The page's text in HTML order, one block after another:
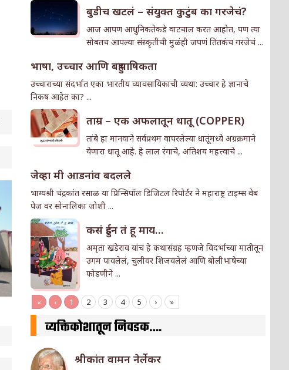
बुडीच खटलं – संयुक्त कुटुंब का गरजेचं?
आज आपण आधुनिकतेकडे वाटचाल करत आहोत, पण त्या
सोबतच आपल्या संस्कृतीची मुळंही जपणं तितकंच गरजेचं ...
भाषा, उच्चार आणि बहुभाषिकता
उच्चाराच्या संदर्भात एका भारतीय व्यावसायिकाची व्यथा: उच्चार हे ज्ञानाचे
निकष आहेत का? ...
ताम्र – एक अफलातून धातू (COPPER)
तांबे हा मानवाने सर्वप्रथम वापरलेल्या धातूंमध्ये अग्रक्रमाने
येणारा धातू आहे. हे लाल रंगाचे, अतिशय महत्त्वाचे ...
जेव्हा मी आडनांव बदलले
भाग्यश्री चंद्रकांत रसाळ या प्रिन्सिपॉल डिजिटल रिपोर्टर ने महाराष्ट्र टाइम्स वेब
पेज वर सोनालिका जोशी ...
कसं हुईन तं हू माय…
अमृता खंडेराव यांचं हे कथासंग्रह म्हणजे विदर्भाच्या मातीतून
उगम पावलेलं, चुलीवर शिजवलेलं आणि बोलीभाषेच्या
फोडणीने ...
« ‹ 1 2 3 4 5 › »
व्यक्तिकोशातून निवडक….
श्रीकांत वामन नेर्लेकर